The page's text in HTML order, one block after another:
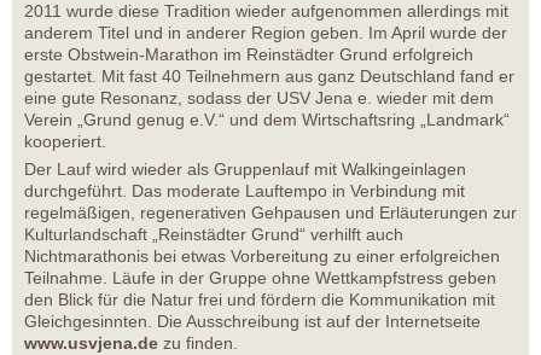
2011 wurde diese Tradition wieder aufgenommen allerdings mit
anderem Titel und in anderer Region geben. Im April wurde der
erste Obstwein-Marathon im Reinstädter Grund erfolgreich
gestartet. Mit fast 40 Teilnehmern aus ganz Deutschland fand er
eine gute Resonanz, sodass der USV Jena e. wieder mit dem
Verein „Grund genug e.V.“ und dem Wirtschaftsring „Landmark“
kooperiert.
Der Lauf wird wieder als Gruppenlauf mit Walkingeinlagen
durchgeführt. Das moderate Lauftempo in Verbindung mit
regelmäßigen, regenerativen Gehpausen und Erläuterungen zur
Kulturlandschaft „Reinstädter Grund“ verhilft auch
Nichtmarathonis bei etwas Vorbereitung zu einer erfolgreichen
Teilnahme. Läufe in der Gruppe ohne Wettkampfstress geben
den Blick für die Natur frei und fördern die Kommunikation mit
Gleichgesinnten. Die Ausschreibung ist auf der Internetseite
www.usvjena.de zu finden.